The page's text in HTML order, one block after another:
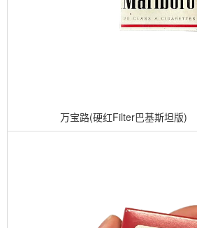
万宝路(硬红Filter巴基斯坦版)